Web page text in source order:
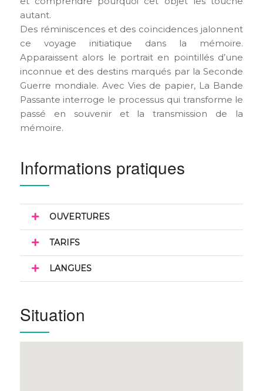
autant.
Des réminiscences et des coïncidences jalonnent
ce voyage initiatique dans la mémoire.
Apparaissent alors le portrait en pointillés d’une
inconnue et des destins marqués par la Seconde
Guerre mondiale. Avec Vies de papier, La Bande
Passante interroge le processus qui transforme le
passé en souvenir et la transmission de la
mémoire.
Informations pratiques
OUVERTURES
TARIFS
LANGUES
Situation